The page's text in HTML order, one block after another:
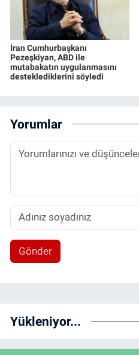
İran Cumhurbaşkanı
Pezeşkiyan, ABD ile
mutabakatın uygulanmasını
desteklediklerini söyledi
Yorumlar
Gönder
Yükleniyor...